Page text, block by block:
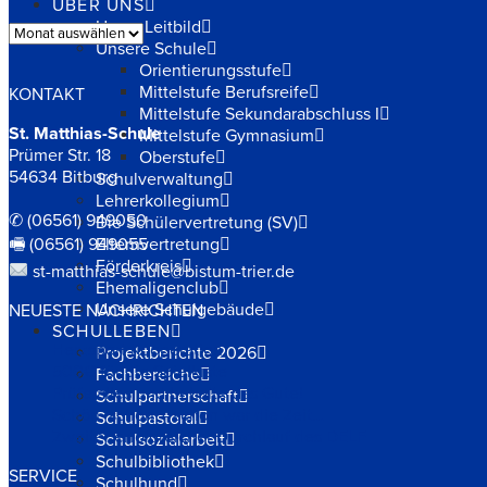
ÜBER UNS
Unser Leitbild
Unsere Schule
Orientierungsstufe
Mittelstufe Berufsreife
Mittelstufe Sekundarabschluss I
Mittelstufe Gymnasium
Oberstufe
Schulverwaltung
Lehrerkollegium
Die Schülervertretung (SV)
Elternvertretung
Förderkreis
Ehemaligenclub
Unsere Schulgebäude
SCHULLEBEN
Projektberichte 2026
Fachbereiche
Schulpartnerschaft
Schulpastoral
Schulsozialarbeit
Schulbibliothek
Archiv
KONTAKT
St. Matthias-Schule
Prümer Str. 18
54634 Bitburg
✆ (06561) 949050
🖷 (06561) 949055
st-matthias-schule@bistum-trier.de
NEUESTE NACHRICHTEN
Herzsport Kooperation
500€ für die Spielkiste
Prüfe alles und behalte das Gute!
Schön, schön – schön war die Zeit…
Zweiter erfolgreicher Durchlauf des DELF
SERVICE